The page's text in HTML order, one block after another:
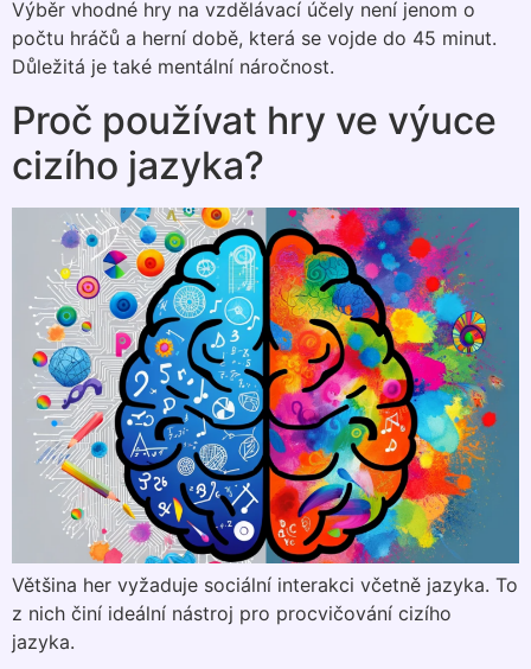
Výběr vhodné hry na vzdělávací účely není jenom o
počtu hráčů a herní době, která se vojde do 45 minut.
Důležitá je také mentální náročnost.
Proč používat hry ve výuce
cizího jazyka?
Většina her vyžaduje sociální interakci včetně jazyka. To
z nich činí ideální nástroj pro procvičování cizího
jazyka.